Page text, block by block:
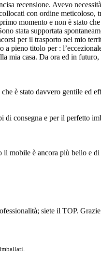
recensione. Avevo
con ordine meticoloso,
momento e non è stato
stata supportata
per il trasporto nel mio
pieno titolo per :
mia casa. Da ora ed in
è stato davvero gentile ed
consegna e per il perfetto
mobile è ancora più bello e
siete il TOP. Grazie